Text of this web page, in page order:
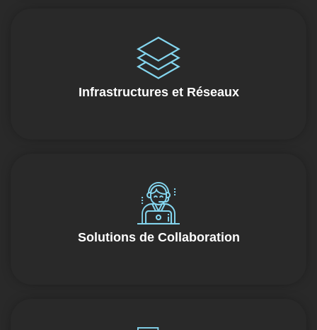
Infrastructures et Réseaux
Solutions de Collaboration